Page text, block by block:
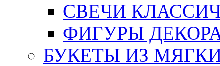
СВЕЧИ
ФИГУРЫ
БУКЕТЫ ИЗ